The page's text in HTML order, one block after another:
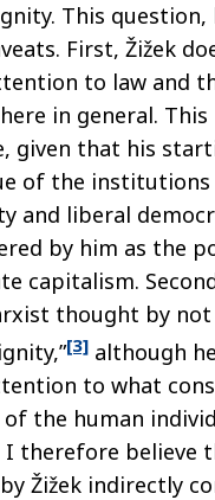
This question,
First, Žižek
to law and
in general. This
given that his
of the
and liberal
by him as the
capitalism.
thought by
[3] although
to what
the human
I therefore believe
Žižek indirectly